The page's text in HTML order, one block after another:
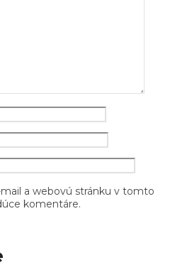
a webovú stránku v tomto
komentáre.